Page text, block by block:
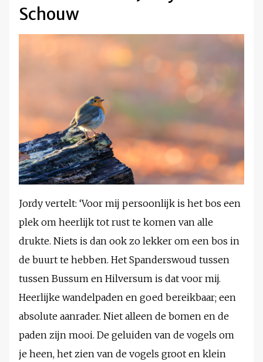
Schouw
Jordy vertelt: ‘Voor mij persoonlijk is het bos een
plek om heerlijk tot rust te komen van alle
drukte. Niets is dan ook zo lekker om een bos in
de buurt te hebben. Het Spanderswoud tussen
tussen Bussum en Hilversum is dat voor mij.
Heerlijke wandelpaden en goed bereikbaar; een
absolute aanrader. Niet alleen de bomen en de
paden zijn mooi. De geluiden van de vogels om
je heen, het zien van de vogels groot en klein